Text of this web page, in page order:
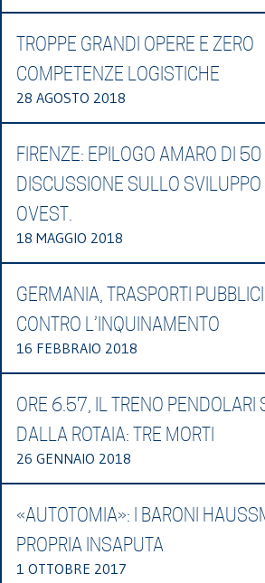
TROPPE GRANDI OPERE E ZERO
COMPETENZE LOGISTICHE
28 AGOSTO 2018
FIRENZE: EPILOGO AMARO DI 50
DISCUSSIONE SULLO
OVEST.
18 MAGGIO 2018
GERMANIA, TRASPORTI
CONTRO L’INQUINAMENTO
16 FEBBRAIO 2018
ORE 6.57, IL TRENO PENDOLARI
DALLA ROTAIA: TRE MORTI
26 GENNAIO 2018
«AUTOTOMIA»: I BARONI
PROPRIA INSAPUTA
1 OTTOBRE 2017